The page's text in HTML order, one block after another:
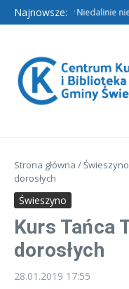
Przejdź do treści
Najnowsze:Filia w Niedalinie
Strona główna /Świeszyno
dorosłych
Świeszyno
Kurs Tańca
dorosłych
28.01.2019 17:55